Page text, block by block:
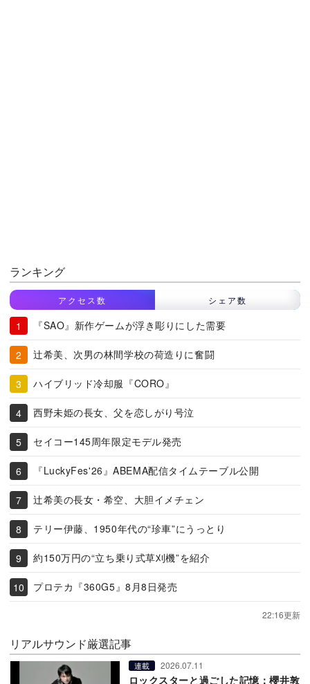
ランキング
アクセス数 シェア数
『SAO』新作ゲームが浮き彫りにした需要
辻希美、次男の林間学校の荷造りに奮闘
ハイブリッド冷却服『CORO』
西野未姫の長女、父を恋しがり号泣
セイコー145周年限定モデル発売
『LuckyFes'26』ABEMA配信タイムテーブル公開
辻希美の長女・希空、大胆イメチェン
テリー伊藤、1950年代の“珍車”にうっとり
約150万円の“立ち乗り式草刈機”を紹介
プロテカ『360G5』8月8日発売
22:16更新
リアルサウンド厳選記事
連載 2026.07.11
ロックスターと過ごした記憶：櫻井敦